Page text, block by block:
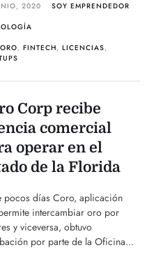
2020
SOY EMPRENDEDOR
,FINTECH,LICENCIAS,
Corp recibe
comercial
operar en el
de la Florida
pocos días Coro, aplicación
intercambiar oro por
y viceversa, obtuvo
por parte de la Oficina...